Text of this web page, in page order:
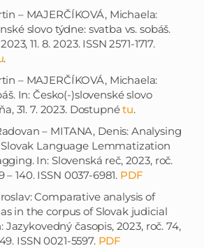
– MAJERČÍKOVÁ, Michaela:
slovo týdne: svatba vs. sobáš.
11. 8. 2023. ISSN 2571-1717.
.
– MAJERČÍKOVÁ, Michaela:
In: Česko(-)slovenské slovo
31. 7. 2023. Dostupnétu.
– MITANA, Denis: Analysing
Language Lemmatization
In: Slovenská reč, 2023, roč.
– 140. ISSN 0037-6981. PDF
Comparative analysis of
in the corpus of Slovak judicial
Jazykovedný časopis, 2023, roč. 74,
ISSN 0021-5597. PDF